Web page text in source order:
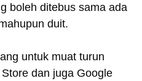
boleh ditebus sama ada
duit.
untuk muat turun
dan juga Google